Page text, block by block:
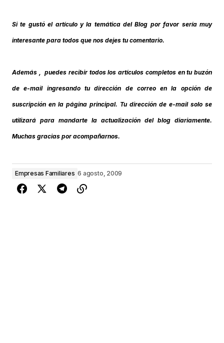
Si te gustó el artículo y la temática del Blog por favor sería muy
interesante para todos que nos dejes tu comentario.
Además , puedes recibir todos los artículos completos en tu buzón
de e-mail ingresando tu dirección de correo en la opción de
suscripción en la página principal. Tu dirección de e-mail solo se
utilizará para mandarte la actualización del blog diariamente.
Muchas gracias por acompañarnos.
Empresas Familiares 6 agosto, 2009